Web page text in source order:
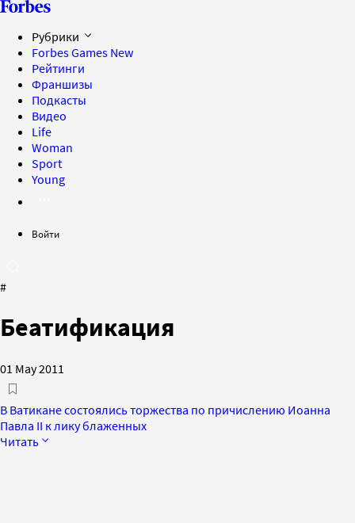
Рубрики
Forbes Games New
Рейтинги
Франшизы
Подкасты
Видео
Life
Woman
Sport
Young
Войти
#
Беатификация
01 May 2011
В Ватикане состоялись торжества по причислению Иоанна
Павла II к лику блаженных
Читать